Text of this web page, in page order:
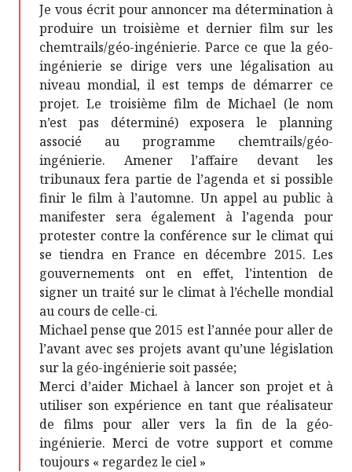
Je vous écrit pour annoncer ma détermination à
produire un troisième et dernier film sur les
chemtrails/géo-ingénierie. Parce ce que la géo-
ingénierie se dirige vers une légalisation au
niveau mondial, il est temps de démarrer ce
projet. Le troisième film de Michael (le nom
n’est pas déterminé) exposera le planning
associé au programme chemtrails/géo-
ingénierie. Amener l’affaire devant les
tribunaux fera partie de l’agenda et si possible
finir le film à l’automne. Un appel au public à
manifester sera également à l’agenda pour
protester contre la conférence sur le climat qui
se tiendra en France en décembre 2015. Les
gouvernements ont en effet, l’intention de
signer un traité sur le climat à l’échelle mondial
au cours de celle-ci.
Michael pense que 2015 est l’année pour aller de
l’avant avec ses projets avant qu’une législation
sur la géo-ingénierie soit passée;
Merci d’aider Michael à lancer son projet et à
utiliser son expérience en tant que réalisateur
de films pour aller vers la fin de la géo-
ingénierie. Merci de votre support et comme
toujours « regardez le ciel »